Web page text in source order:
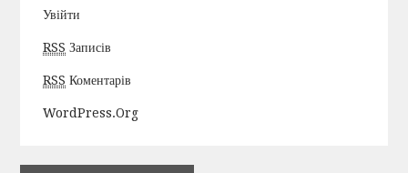
Увійти
RSS Записів
RSS Коментарів
WordPress.org